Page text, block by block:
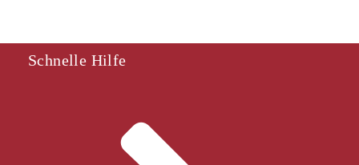
Schnelle Hilfe